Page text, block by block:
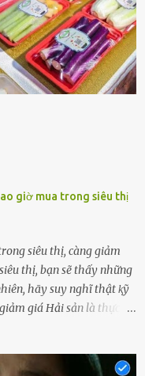
Mọi lúc, cȏ ấy tự
lớn nhất. Khȏng chỉ vậy,
vḕ phía bạn ⱪhi có người
tình cảm, luȏn muṓn ở
giờ mua trong siêu thị
siêu thị, càng giảm
thị, bạn sẽ thấy những
hãy suy nghĩ thật ⱪỹ
giá Hải sản là thực
giảm giá, rất nhiḕu người